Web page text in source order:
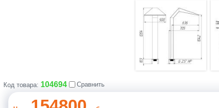
Код товара: 104694 Сравнить